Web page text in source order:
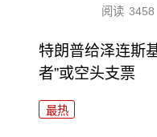
阅读 3458
特朗普给泽连斯
者”或空头支票
最热